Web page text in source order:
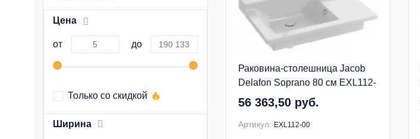
Цена
от до
Только со скидкой
Ширина
Раковина-столешница Jacob
Delafon Soprano 80 см EXL112-
00
56 363,50 руб.
Артикул: EXL112-00